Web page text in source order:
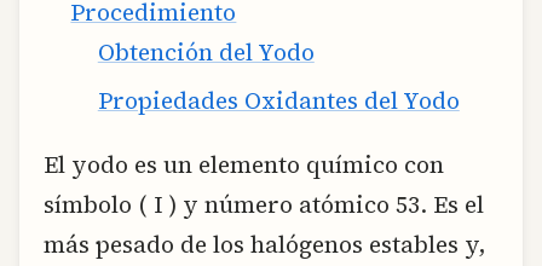
Procedimiento
Obtención del Yodo
Propiedades Oxidantes del Yodo
El yodo es un elemento químico con
símbolo ( I ) y número atómico 53. Es el
más pesado de los halógenos estables y,